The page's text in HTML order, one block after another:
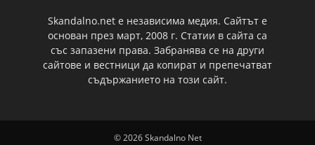
Skandalno.net е независима медия. Сайтът е
основан през март, 2008 г. Статии в сайта са
със запазени права. Забранява се на други
сайтове и вестници да копират и препечатват
съдържанието на този сайт.
© 2026 Skandalno Net